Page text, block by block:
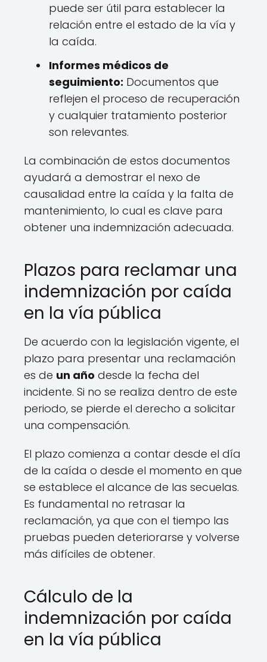
puede ser útil para establecer la
relación entre el estado de la vía y
la caída.
Informes médicos de
seguimiento: Documentos que
reflejen el proceso de recuperación
y cualquier tratamiento posterior
son relevantes.
La combinación de estos documentos
ayudará a demostrar el nexo de
causalidad entre la caída y la falta de
mantenimiento, lo cual es clave para
obtener una indemnización adecuada.
Plazos para reclamar una
indemnización por caída
en la vía pública
De acuerdo con la legislación vigente, el
plazo para presentar una reclamación
es de un año desde la fecha del
incidente. Si no se realiza dentro de este
periodo, se pierde el derecho a solicitar
una compensación.
El plazo comienza a contar desde el día
de la caída o desde el momento en que
se establece el alcance de las secuelas.
Es fundamental no retrasar la
reclamación, ya que con el tiempo las
pruebas pueden deteriorarse y volverse
más difíciles de obtener.
Cálculo de la
indemnización por caída
en la vía pública